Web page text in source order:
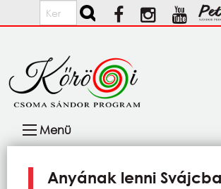
Ugrás a tartalomra
Keresés
navigáció
Menü
Anyának lenni